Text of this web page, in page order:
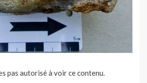
pas autorisé à voir ce contenu.